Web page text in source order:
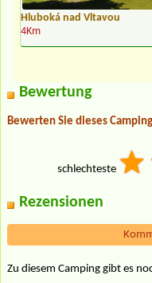
Hluboká nad Vltavou
4Km
Bewertung
Bewerten Sie dieses
schlechteste
Rezensionen
Zu diesem Camping gibt es